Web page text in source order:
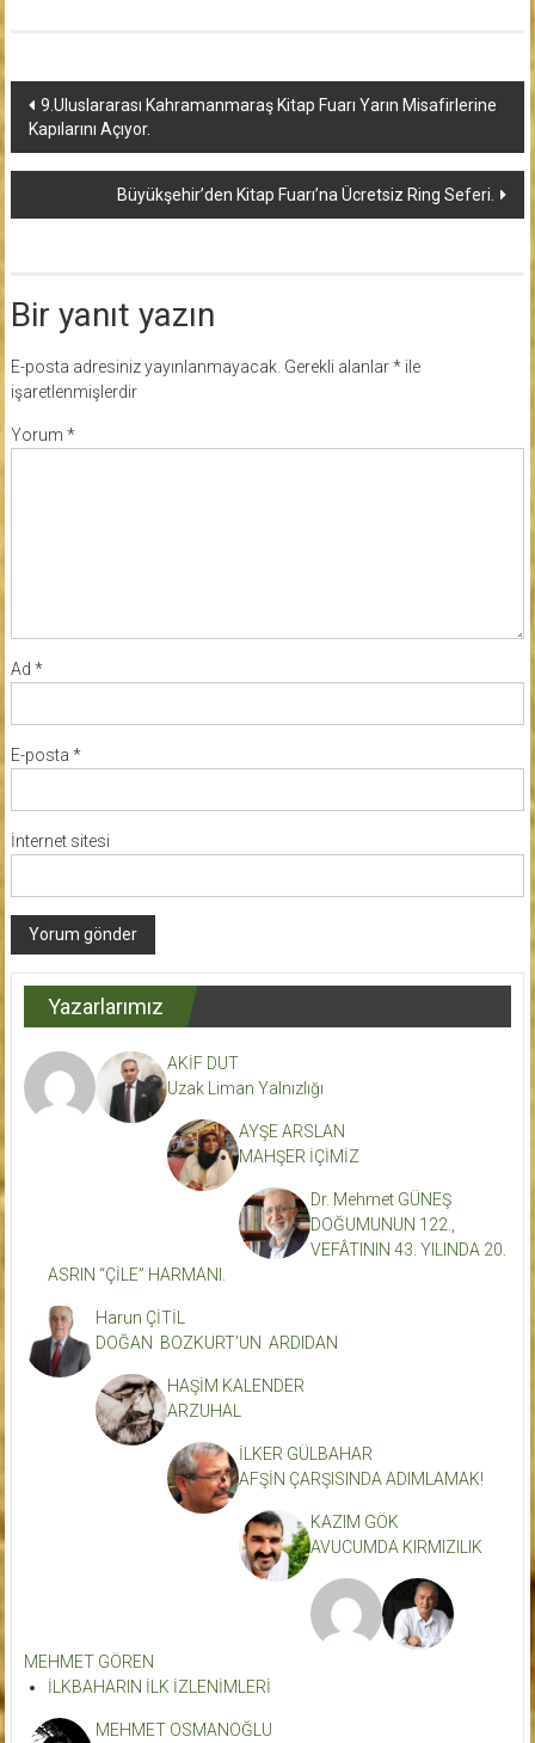
Yazı
dolaşımı
9.Uluslararası Kahramanmaraş Kitap Fuarı Yarın Misafirlerine
Kapılarını Açıyor.
Büyükşehir’den Kitap Fuarı’na Ücretsiz Ring Seferi.
Bir yanıt yazın
E-posta adresiniz yayınlanmayacak. Gerekli alanlar*ile
işaretlenmişlerdir
Yorum *
Ad *
E-posta *
İnternet sitesi
Yazarlarımız
AKİF DUT
Uzak Liman Yalnızlığı
AYŞE ARSLAN
MAHŞER İÇİMİZ
Dr. Mehmet GÜNEŞ
DOĞUMUNUN 122.,
VEFÂTININ 43. YILINDA 20.
ASRIN “ÇİLE” HARMANI.
Harun ÇİTİL
DOĞAN BOZKURT’UN ARDIDAN
HAŞİM KALENDER
ARZUHAL
İLKER GÜLBAHAR
AFŞİN ÇARŞISINDA ADIMLAMAK!
KAZIM GÖK
AVUCUMDA KIRMIZILIK
MEHMET GÖREN
İLKBAHARIN İLK İZLENİMLERİ
MEHMET OSMANOĞLU